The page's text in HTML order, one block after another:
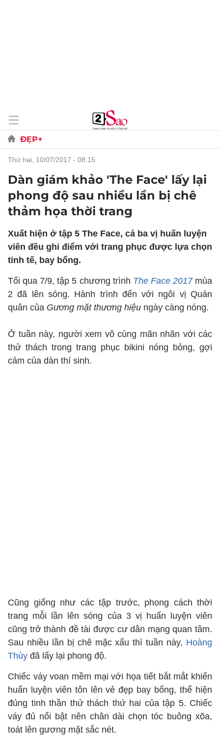
ĐẸP+
thứ hai, 10/07/2017 - 08:15
Dàn giám khảo 'The Face' lấy lại
phong độ sau nhiều lần bị chê
thảm họa thời trang
Xuất hiện ở tập 5 The Face, cả ba vị huấn luyện
viên đều ghi điểm với trang phục được lựa chọn
tinh tế, bay bổng.
Tối qua 7/9, tập 5 chương trình The Face 2017mùa
2 đã lên sóng. Hành trình đến với ngôi vị Quán
quân của Gương mặt thương hiệu ngày càng nóng.
Ở tuần này, người xem vô cùng mãn nhãn với các
thử thách trong trang phục bikini nóng bỏng, gợi
cảm của dàn thí sinh.
Cũng giống như các tập trước, phong cách thời
trang mỗi lần lên sóng của 3 vị huấn luyện viên
cũng trở thành đề tài được cư dân mạng quan tâm.
Sau nhiều lần bị chê mặc xấu thì tuần này, Hoàng
Thùy đã lấy lại phong độ.
Chiếc váy voan mềm mại với họa tiết bắt mắt khiến
huấn luyện viên tôn lên vẻ đẹp bay bổng, thể hiện
đúng tinh thần thử thách thứ hai của tập 5. Chiếc
váy đủ nổi bật nên chân dài chọn tóc buông xõa,
toát lên gương mặt sắc nét.